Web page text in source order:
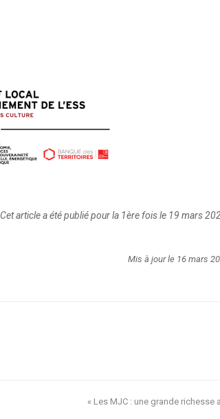
Cet article a été publié pour la 1ère fois le 19 mars
Mis à jour le 16 mars
next
« Les MJC : une grande richesse